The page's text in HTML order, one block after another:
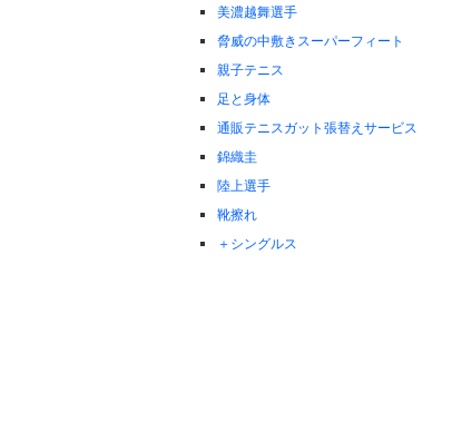
美濃越舞選手
脅威の中敷きスーパーフィート
親子テニス
足と身体
通販テニスガット張替えサービス
錦織圭
陸上選手
靴擦れ
＋シングルス